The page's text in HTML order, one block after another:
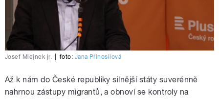
Josef Mlejnek jr. foto: Jana Přinosilová
Až k nám do České republiky silnější státy suverénně
nahrnou zástupy migrantů, a obnoví se kontroly na